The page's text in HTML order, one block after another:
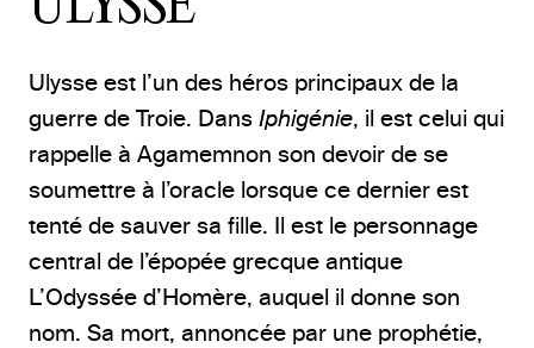
Ulysse est l’un des héros principaux de la
guerre de Troie. Dans Iphigénie, il est celui qui
rappelle à Agamemnon son devoir de se
soumettre à l’oracle lorsque ce dernier est
tenté de sauver sa fille. Il est le personnage
central de l’épopée grecque antique
L’Odyssée d’Homère, auquel il donne son
nom. Sa mort, annoncée par une prophétie,